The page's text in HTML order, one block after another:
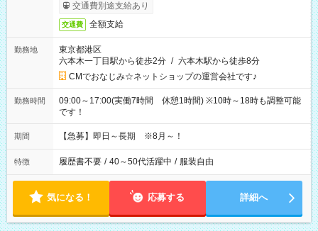
交通費別途支給あり
交通費 全額支給
勤務地
東京都港区
六本木一丁目駅から徒歩2分 / 六本木駅から徒歩8分
CMでおなじみ☆ネットショップの運営会社です♪
勤務時間
09:00～17:00(実働7時間 休憩1時間) ※10時～18時も調整可能
です！
期間 【急募】即日～長期 ※8月～！
特徴 履歴書不要 / 40～50代活躍中 / 服装自由
気になる！ 応募する 詳細へ